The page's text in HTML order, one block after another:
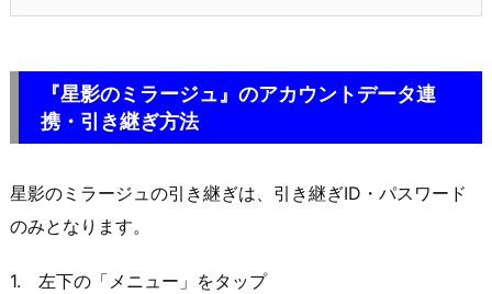
『星影のミラージュ』のアカウントデータ連
携・引き継ぎ方法
星影のミラージュの引き継ぎは、引き継ぎID・パスワード
のみとなります。
1. 左下の「メニュー」をタップ